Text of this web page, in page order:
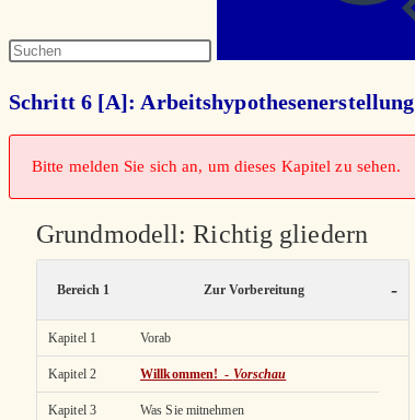
Schritt 6 [A]: Arbeitshypothesenerstellung
Bitte melden Sie sich an, um dieses Kapitel zu sehen.
Grundmodell: Richtig gliedern
Bereich 1 Zur Vorbereitung -
Kapitel 1 Vorab
Kapitel 2 Willkommen! - Vorschau
Kapitel 3 Was Sie mitnehmen